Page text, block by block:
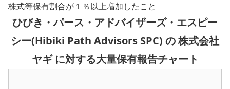
株式等保有割合が１％以上増加したこと
ひびき・パース・アドバイザーズ・エスピー
シー(Hibiki Path Advisors SPC) の 株式会社
ヤギ に対する大量保有報告チャート